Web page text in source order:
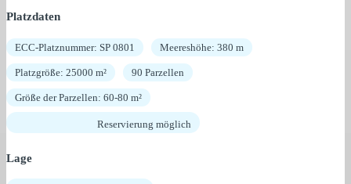
Platzdaten
ECC-Platznummer: SP 0801 Meereshöhe: 380 m
Platzgröße: 25000 m² 90 Parzellen
Größe der Parzellen: 60-80 m²
Reservierung möglich
Lage